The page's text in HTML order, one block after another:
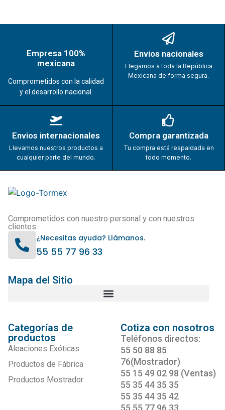
Empresa 100%
mexicana
Comprometidos con la calidad
y el desarrollo nacional.
Envios nacionales
Llegamos a toda la República
Mexicana de forma segura.
Envios internacionales
Llevamos nuestros productos a
cualquier parte del mundo.
Compra garantizada
Tu compra está respaldada en
todo momento.
Comprometidos con nuestro personal y con nuestros
clientes.
¿Necesitas ayuda? Llámanos.
55 55 77 96 33
Mapa del Sitio
Categorías de
productos
Aleaciones Exóticas
Productos de Fábrica
Productos Mostrador
Cotiza con nosotros
Teléfonos directos:
55 50 88 85
76(Mostrador)
55 15 49 02 98 (Ventas)
55 35 44 35 35
55 35 44 35 42